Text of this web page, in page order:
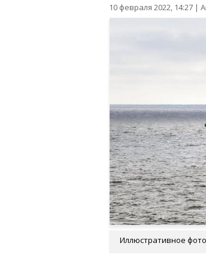
10 февраля 2022, 14:27 |
Иллюстративное фото